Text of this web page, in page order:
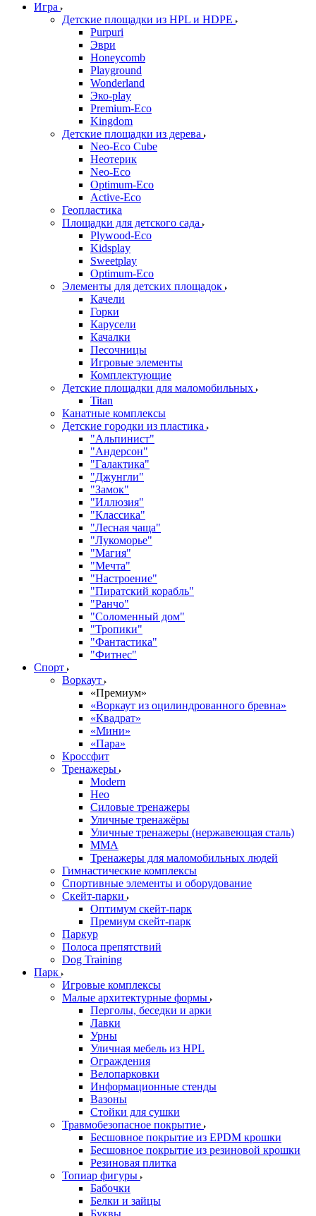
Игра
Детские площадки из HPL и HDPE
Purpuri
Эври
Honeycomb
Playground
Wonderland
Эко-play
Premium-Eco
Kingdom
Детские площадки из дерева
Neo-Eco Cube
Неотерик
Neo-Eco
Оptimum-Еco
Active-Eco
Геопластика
Площадки для детского сада
Plywood-Eco
Kidsplay
Sweetplay
Оptimum-Еco
Элементы для детских площадок
Качели
Горки
Карусели
Качалки
Песочницы
Игровые элементы
Комплектующие
Детские площадки для маломобильных
Titan
Канатные комплексы
Детские городки из пластика
"Альпинист"
"Андерсон"
"Галактика"
"Джунгли"
"Замок"
"Иллюзия"
"Классика"
"Лесная чаща"
"Лукоморье"
"Магия"
"Мечта"
"Настроение"
"Пиратский корабль"
"Ранчо"
"Соломенный дом"
"Тропики"
"Фантастика"
"Фитнес"
Спорт
Воркаут
«Премиум»
«Воркаут из оцилиндрованного бревна»
«Квадрат»
«Мини»
«Пара»
Кроссфит
Тренажеры
Modern
Нео
Силовые тренажеры
Уличные тренажёры
Уличные тренажеры (нержавеющая сталь)
ММА
Тренажеры для маломобильных людей
Гимнастические комплексы
Спортивные элементы и оборудование
Скейт-парки
Оптимум скейт-парк
Премиум скейт-парк
Паркур
Полоса препятствий
Dog Training
Парк
Игровые комплексы
Малые архитектурные формы
Перголы, беседки и арки
Лавки
Урны
Уличная мебель из HPL
Ограждения
Велопарковки
Информационные стенды
Вазоны
Стойки для сушки
Травмобезопасное покрытие
Бесшовное покрытие из EPDM крошки
Бесшовное покрытие из резиновой крошки
Резиновая плитка
Топиар фигуры
Бабочки
Белки и зайцы
Буквы